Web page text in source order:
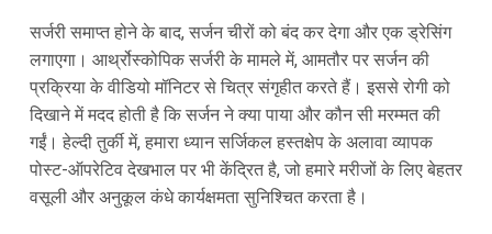
सर्जरी समाप्त होने के बाद, सर्जन चीरों को बंद कर देगा और एक ड्रेसिंग
लगाएगा। आर्थ्रोस्कोपिक सर्जरी के मामले में, आमतौर पर सर्जन की
प्रक्रिया के वीडियो मॉनिटर से चित्र संगृहीत करते हैं। इससे रोगी को
दिखाने में मदद होती है कि सर्जन ने क्या पाया और कौन सी मरम्मत की
गईं। हेल्दी तुर्की में, हमारा ध्यान सर्जिकल हस्तक्षेप के अलावा व्यापक
पोस्ट-ऑपरेटिव देखभाल पर भी केंद्रित है, जो हमारे मरीजों के लिए बेहतर
वसूली और अनुकूल कंधे कार्यक्षमता सुनिश्चित करता है।